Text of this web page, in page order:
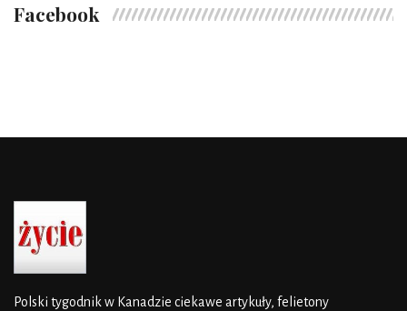
Facebook
Polski tygodnik w Kanadzie ciekawe artykuły, felietony